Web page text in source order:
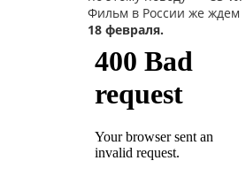
Фильм в России же ждем
18 февраля.